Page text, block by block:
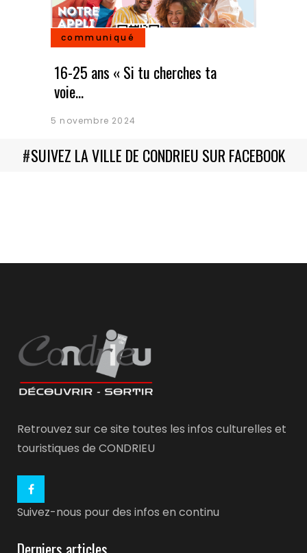
communiqué
16-25 ans « Si tu cherches ta
voie…
5 novembre 2024
#SUIVEZ LA VILLE DE CONDRIEU SUR FACEBOOK
Retrouvez sur ce site toutes les infos culturelles et
touristiques de CONDRIEU
Suivez-nous pour des infos en continu